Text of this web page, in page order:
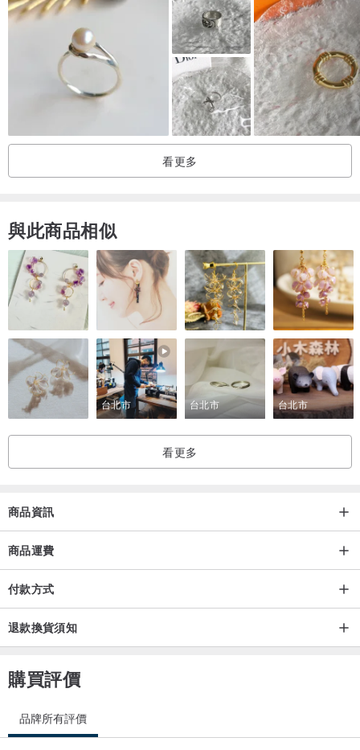
21.8 68.5
#13 22.2 69.7
#13.5 22.6 71
這枚戒指是用硬幣手工製作的，是適合各種場合的獨特禮物。出人意
料的是，普通硬幣也能成為很好的裝飾品。
我們努力只製作最好的戒指，因此我們的硬幣經過精心挑選，以展示
如果這些硬幣會說話，請放心，它們可以引用許多關於他們過去旅行
的故事。
利用我的知識和經驗，我可以用這枚硬幣製作出漂亮的戒指。硬幣上
獨特的圖案和裝飾，和諧地展現在成品戒指的表面上。
您可以選擇戒指的精加工表面。這是深色的古銅色或完全閃亮的。我
個人推薦使用古銅色，但它是供您選擇和品味的。
此廣告中的照片僅供參考，您收到的戒指的形狀和飾面可能略有不
看更多
與此商品相似
台北市 台北市 台北市
看更多
商品資訊
商品運費
付款方式
退款換貨須知
購買評價
品牌所有評價